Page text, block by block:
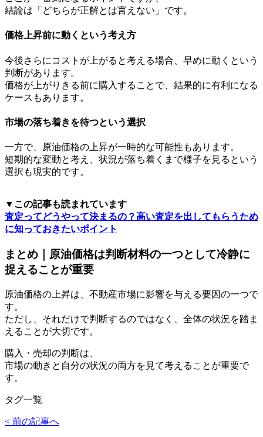
結論は「どちらが正解とは言えない」です。
価格上昇前に動くという考え方
今後さらにコストが上がると考える場合、早めに動くという
判断があります。
価格が上がりきる前に購入することで、結果的に有利になる
ケースもあります。
市場の落ち着きを待つという選択
一方で、原油価格の上昇が一時的な可能性もあります。
短期的な変動と考え、状況が落ち着くまで様子を見るという
選択も現実的です。
▼この記事も読まれています
査定ってどうやって決まるの？高い査定を出してもらうため
に知っておきたいポイント
まとめ｜原油価格は判断材料の一つとして冷静に
捉えることが重要
原油価格の上昇は、不動産市場に影響を与える要因の一つで
す。
ただし、それだけで判断するのではなく、全体の状況を踏ま
えることが大切です。
購入・売却の判断は、
市場の動きと自分の状況の両方を見て考えることが重要で
す。
タグ一覧
< 前の記事へ